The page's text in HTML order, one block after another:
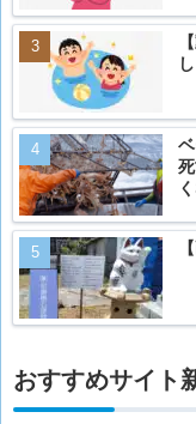
おすすめサイト